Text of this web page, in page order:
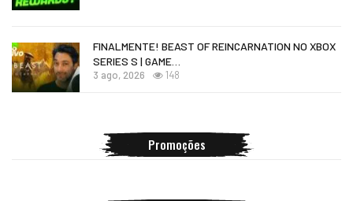
FINALMENTE! BEAST OF REINCARNATION NO XBOX
SERIES S | GAME…
3 ago, 2026 148
Promoções